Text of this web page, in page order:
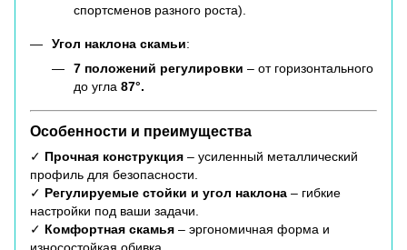
спортсменов разного роста).
Угол наклона скамьи:
7 положений регулировки – от горизонтального
до угла 87°.
Особенности и преимущества
✓ Прочная конструкция – усиленный металлический
профиль для безопасности.
✓ Регулируемые стойки и угол наклона – гибкие
настройки под ваши задачи.
✓ Комфортная скамья – эргономичная форма и